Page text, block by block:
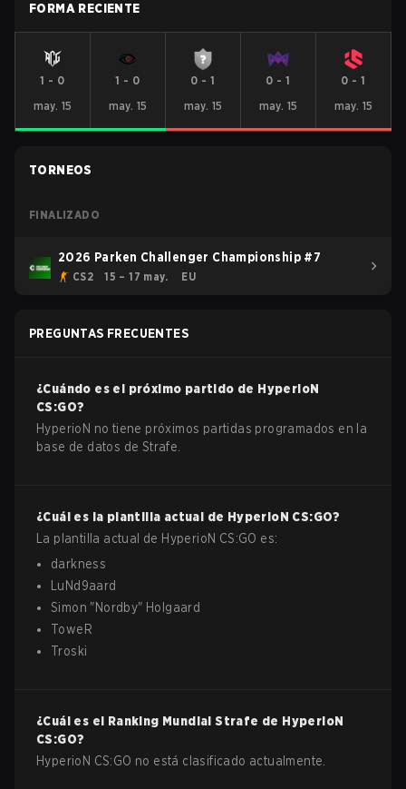
FORMA RECIENTE
1 - 0
may. 15
1 - 0
may. 15
0 -1
may. 15
0 -1
may. 15
0 -1
may. 15
TORNEOS
FINALIZADO
2026 Parken Challenger Championship #7
CS2 15 – 17 may. EU
PREGUNTAS FRECUENTES
¿Cuándo es el próximo partido de HyperioN
CS:GO?
HyperioN no tiene próximos partidas programados en la
base de datos de Strafe.
¿Cuál es la plantilla actual de HyperioN CS:GO?
La plantilla actual de HyperioN CS:GO es:
darkness
LuNd9aard
Simon "Nordby" Holgaard
ToweR
Troski
¿Cuál es el Ranking Mundial Strafe de HyperioN
CS:GO?
HyperioN CS:GO no está clasificado actualmente.